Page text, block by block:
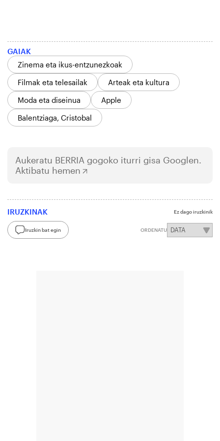
GAIAK
Zinema eta ikus-entzunezkoak
Filmak eta telesailak
Arteak eta kultura
Moda eta diseinua
Apple
Balentziaga, Cristobal
Aukeratu BERRIA gogoko iturri gisa Googlen.
Aktibatu hemen
IRUZKINAK Ez dago iruzkinik
Iruzkin bat egin ORDENATU